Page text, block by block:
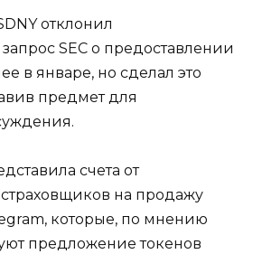
отклонил
SEC о предоставлении
в январе, но сделал это
предмет для
счета от
на продажу
которые, по мнению
предложение токенов